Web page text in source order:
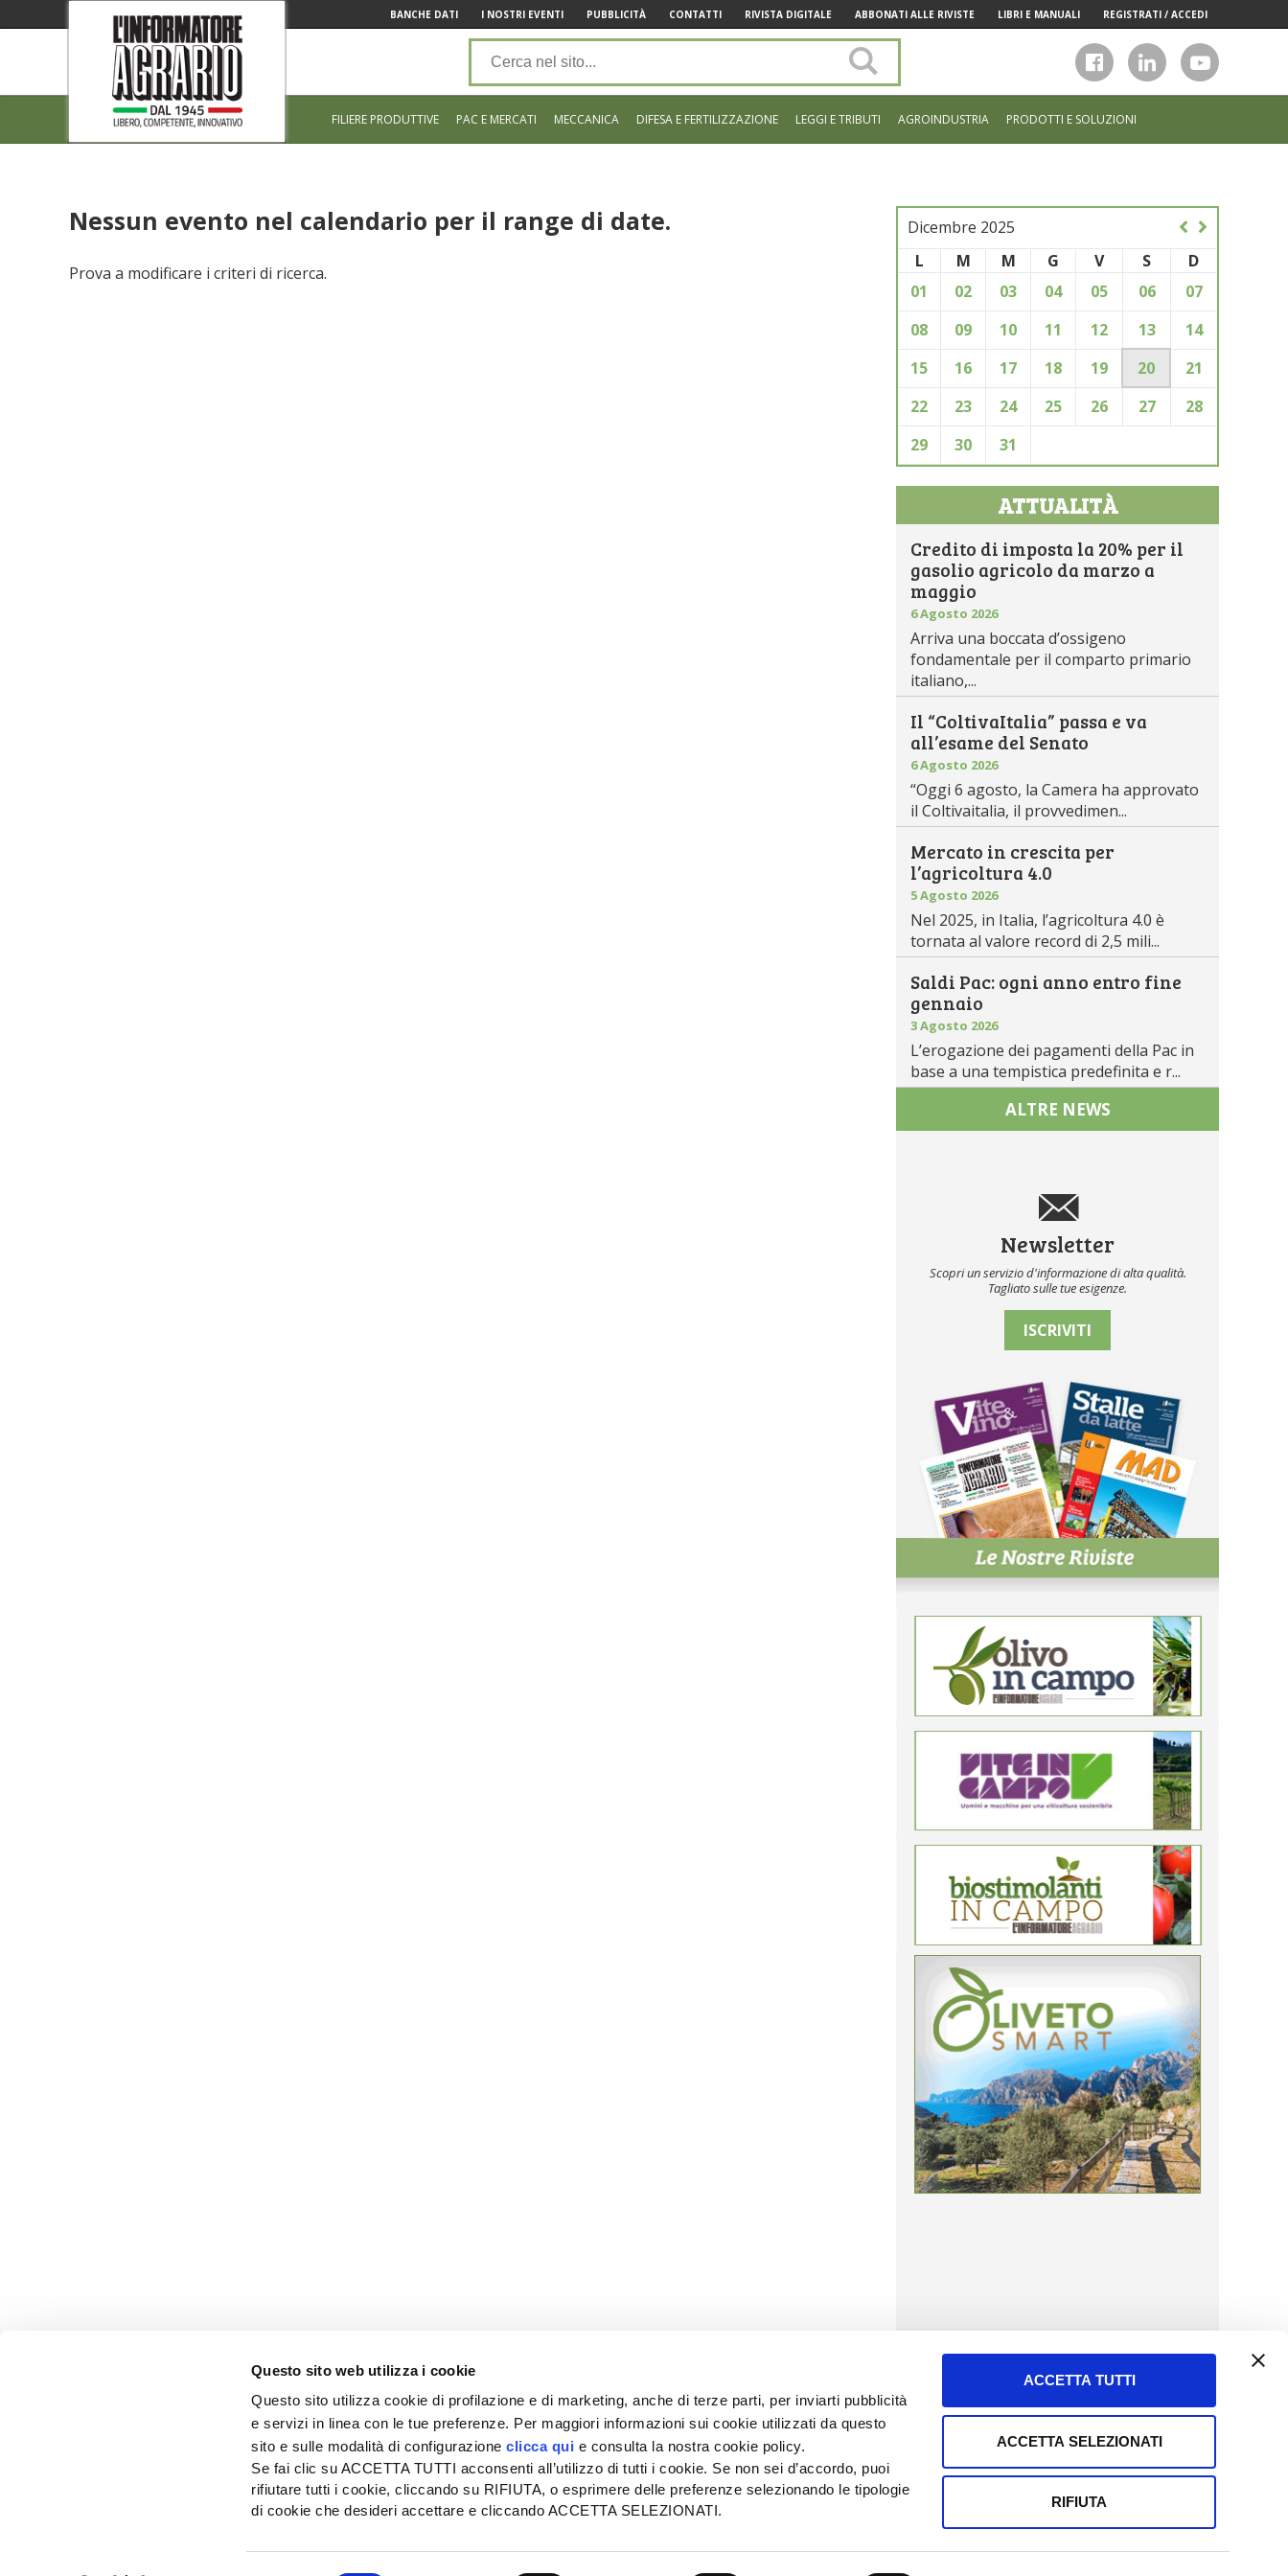
Questo sito web utilizza i cookie
Questo sito utilizza cookie di profilazione e di marketing, anche di terze parti, per inviarti pubblicità
e servizi in linea con le tue preferenze. Per maggiori informazioni sui cookie utilizzati da questo
sito e sulle modalità di configurazioneclicca qui e consulta la nostra cookie policy.
Se fai clic su ACCETTA TUTTI acconsenti all’utilizzo di tutti i cookie. Se non sei d’accordo, puoi
rifiutare tutti i cookie, cliccando su RIFIUTA, o esprimere delle preferenze selezionando le tipologie
di cookie che desideri accettare e cliccando ACCETTA SELEZIONATI.
ACCETTA TUTTI
ACCETTA SELEZIONATI
RIFIUTA
BANCHE DATI I NOSTRI EVENTI PUBBLICITÀ CONTATTI RIVISTA DIGITALE ABBONATI ALLE RIVISTE LIBRI E MANUALI REGISTRATI / ACCEDI
sito
FILIERE PRODUTTIVE PAC E MERCATI MECCANICA DIFESA E FERTILIZZAZIONE LEGGI E TRIBUTI AGROINDUSTRIA PRODOTTI E SOLUZIONI
Nessun evento nel calendario per il range di date.
Prova a modificare i criteri di ricerca.
Dicembre 2025
L
M M G V S
D
01
02 03 04 05 06
07
08
09 10 11 12 13
14
15
16 17 18 19 20
21
22
23 24 25 26 27
28
29
30 31
ATTUALITÀ
Credito di imposta la 20% per il
gasolio agricolo da marzo a
maggio
6 Agosto 2026
Arriva una boccata d’ossigeno
fondamentale per il comparto primario
italiano,...
Il “ColtivaItalia” passa e va
all’esame del Senato
6 Agosto 2026
“Oggi 6 agosto, la Camera ha approvato
il Coltivaitalia, il provvedimen...
Mercato in crescita per
l’agricoltura 4.0
5 Agosto 2026
Nel 2025, in Italia, l’agricoltura 4.0 è
tornata al valore record di 2,5 mili...
Saldi Pac: ogni anno entro fine
gennaio
3 Agosto 2026
L’erogazione dei pagamenti della Pac in
base a una tempistica predefinita e r...
ALTRE NEWS
Newsletter
Scopri un servizio d'informazione di alta qualità.
Tagliato sulle tue esigenze.
ISCRIVITI
EDIZIONI L'INFORMATORE AGRARIO Srl
SEDE
Tel + 39.045.8057511
info@informatoreagrario.it
PUBBLICITÀ
Tel + 39.045.8057523
pubblicita@informatoreagrario.it
Tel + 39.045.8009480
clienti@informatoreagrario.it